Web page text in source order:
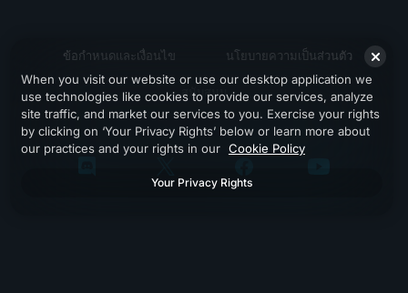
ข้อกำหนดและเงื่อนไข นโยบายความเป็นส่วนตัว
สนับสนุน
When you visit our website or use our desktop application we
use technologies like cookies to provide our services, analyze
site traffic, and market our services to you. Exercise your rights
by clicking on ‘Your Privacy Rights’ below or learn more about
our practices and your rights in our Cookie Policy
Your Privacy Rights